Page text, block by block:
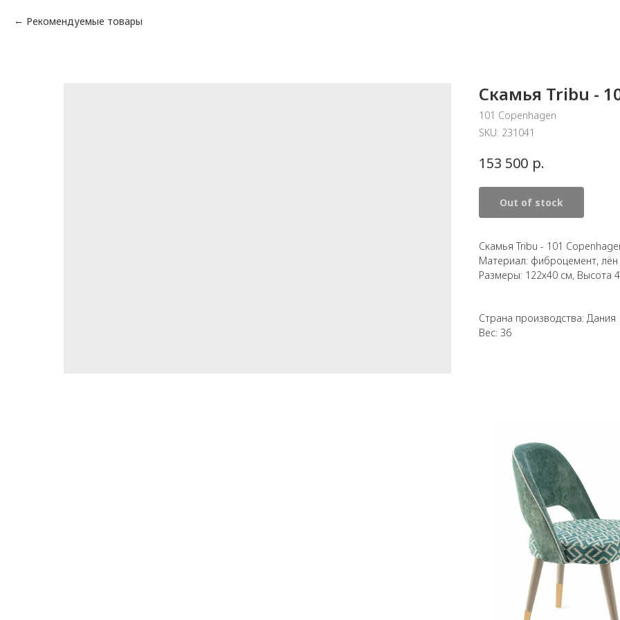
Рекомендуемые товары
Скамья Tribu -
101 Copenhagen
SKU: 231041
153 500 р.
Out of stock
Скамья Tribu - 101
Материал: фиброцемент, лён
Размеры: 122х40 см, Высота
Страна производства: Дания
Вес: 36